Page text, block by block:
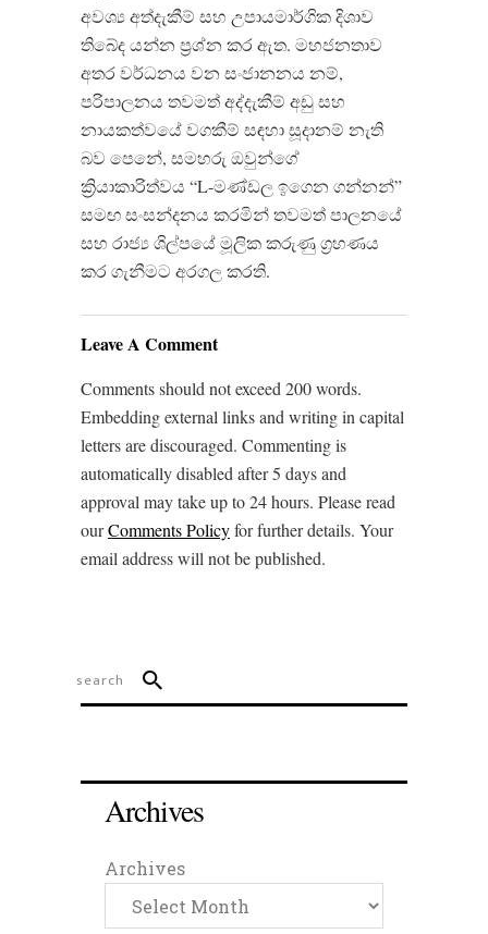
අවශ්‍ය අත්දැකීම් සහ උපායමාර්ගික දිශාව
තිබේද යන්න ප්‍රශ්න කර ඇත. මහජනතාව
අතර වර්ධනය වන සංජානනය නම්,
පරිපාලනය තවමත් අද්දැකීම් අඩු සහ
නායකත්වයේ වගකීම් සඳහා සූදානම් නැති
බව පෙනේ, සමහරු ඔවුන්ගේ
ක්‍රියාකාරිත්වය “L-මණ්ඩල ඉගෙන ගන්නන්”
සමඟ සංසන්දනය කරමින් තවමත් පාලනයේ
සහ රාජ්‍ය ශිල්පයේ මූලික කරුණු ග්‍රහණය
කර ගැනීමට අරගල කරති.
Leave A Comment
Comments should not exceed 200 words.
Embedding external links and writing in capital
letters are discouraged. Commenting is
automatically disabled after 5 days and
approval may take up to 24 hours. Please read
ourComments Policyfor further details. Your
email address will not be published.
Archives
Archives